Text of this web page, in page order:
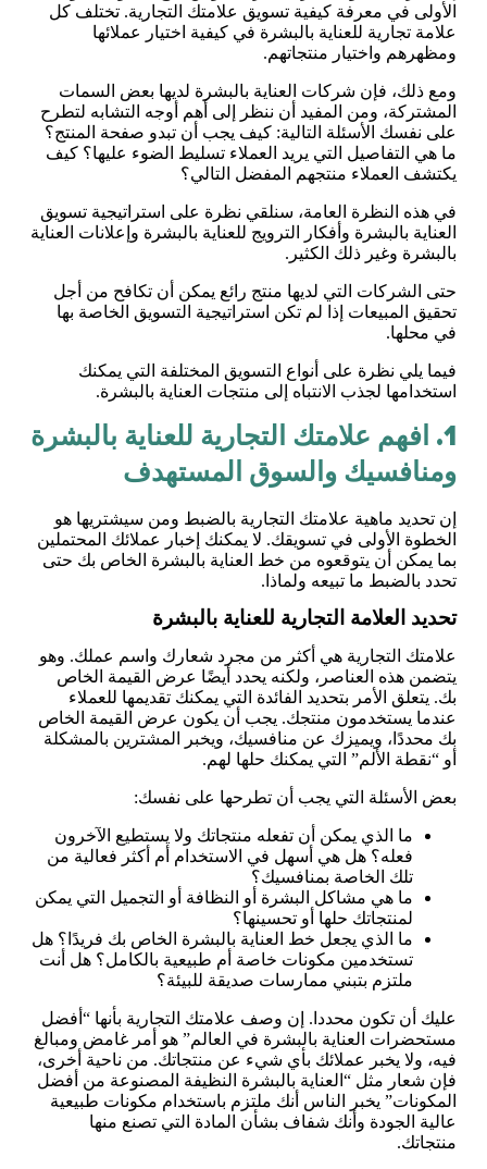
الأولى في معرفة كيفية تسويق علامتك التجارية. تختلف كل
علامة تجارية للعناية بالبشرة في كيفية اختيار عملائها
ومظهرهم واختيار منتجاتهم.
ومع ذلك، فإن شركات العناية بالبشرة لديها بعض السمات
المشتركة، ومن المفيد أن ننظر إلى أهم أوجه التشابه لتطرح
على نفسك الأسئلة التالية: كيف يجب أن تبدو صفحة المنتج؟
ما هي التفاصيل التي يريد العملاء تسليط الضوء عليها؟ كيف
يكتشف العملاء منتجهم المفضل التالي؟
في هذه النظرة العامة، سنلقي نظرة على استراتيجية تسويق
العناية بالبشرة وأفكار الترويج للعناية بالبشرة وإعلانات العناية
بالبشرة وغير ذلك الكثير.
حتى الشركات التي لديها منتج رائع يمكن أن تكافح من أجل
تحقيق المبيعات إذا لم تكن استراتيجية التسويق الخاصة بها
في محلها.
فيما يلي نظرة على أنواع التسويق المختلفة التي يمكنك
استخدامها لجذب الانتباه إلى منتجات العناية بالبشرة.
1. افهم علامتك التجارية للعناية بالبشرة
ومنافسيك والسوق المستهدف
إن تحديد ماهية علامتك التجارية بالضبط ومن سيشتريها هو
الخطوة الأولى في تسويقك. لا يمكنك إخبار عملائك المحتملين
بما يمكن أن يتوقعوه من خط العناية بالبشرة الخاص بك حتى
تحدد بالضبط ما تبيعه ولماذا.
تحديد العلامة التجارية للعناية بالبشرة
علامتك التجارية هي أكثر من مجرد شعارك واسم عملك. وهو
يتضمن هذه العناصر، ولكنه يحدد أيضًا عرض القيمة الخاص
بك. يتعلق الأمر بتحديد الفائدة التي يمكنك تقديمها للعملاء
عندما يستخدمون منتجك. يجب أن يكون عرض القيمة الخاص
بك محددًا، ويميزك عن منافسيك، ويخبر المشترين بالمشكلة
أو “نقطة الألم” التي يمكنك حلها لهم.
بعض الأسئلة التي يجب أن تطرحها على نفسك:
ما الذي يمكن أن تفعله منتجاتك ولا يستطيع الآخرون
فعله؟ هل هي أسهل في الاستخدام أم أكثر فعالية من
تلك الخاصة بمنافسيك؟
ما هي مشاكل البشرة أو النظافة أو التجميل التي يمكن
لمنتجاتك حلها أو تحسينها؟
ما الذي يجعل خط العناية بالبشرة الخاص بك فريدًا؟ هل
تستخدمين مكونات خاصة أم طبيعية بالكامل؟ هل أنت
ملتزم بتبني ممارسات صديقة للبيئة؟
عليك أن تكون محددا. إن وصف علامتك التجارية بأنها “أفضل
مستحضرات العناية بالبشرة في العالم” هو أمر غامض ومبالغ
فيه، ولا يخبر عملائك بأي شيء عن منتجاتك. من ناحية أخرى،
فإن شعار مثل “العناية بالبشرة النظيفة المصنوعة من أفضل
المكونات” يخبر الناس أنك ملتزم باستخدام مكونات طبيعية
عالية الجودة وأنك شفاف بشأن المادة التي تصنع منها
منتجاتك.